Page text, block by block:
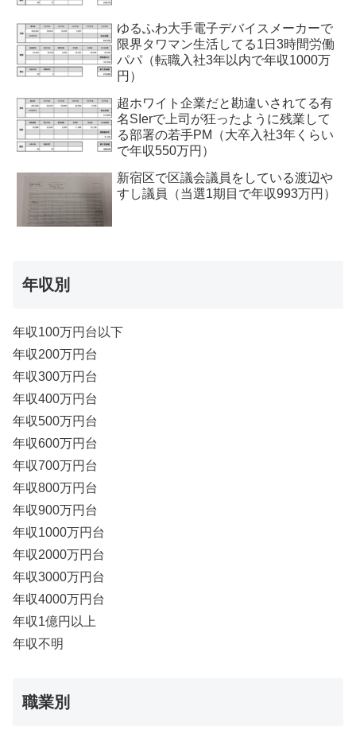
ゆるふわ大手電子デバイスメーカーで
限界タワマン生活してる1日3時間労働
パパ（転職入社3年以内で年収1000万
円）
超ホワイト企業だと勘違いされてる有
名SIerで上司が狂ったように残業して
る部署の若手PM（大卒入社3年くらい
で年収550万円）
新宿区で区議会議員をしている渡辺や
すし議員（当選1期目で年収993万円）
年収別
年収100万円台以下
年収200万円台
年収300万円台
年収400万円台
年収500万円台
年収600万円台
年収700万円台
年収800万円台
年収900万円台
年収1000万円台
年収2000万円台
年収3000万円台
年収4000万円台
年収1億円以上
年収不明
職業別